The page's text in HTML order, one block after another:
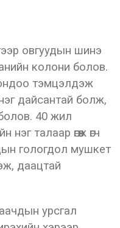
овгуудын шинэ
колони болов.
тэмцэлдэж
дайсантай болж,
40 жил
талаар өгөөж өгч
гологдол мушкет
даацтай
урсгал